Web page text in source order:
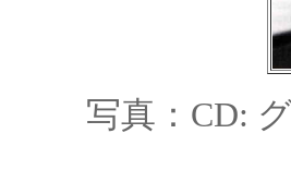
写真：CD: